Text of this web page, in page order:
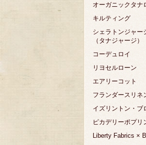
オーガニックタナ
キルティング
シェラトンジャー
（タナジャージ）
コーデュロイ
リヨセルローン
エアリーコット
フランダースリネ
イズリントン・ブ
ピカデリーポプリ
Liberty Fabrics ×